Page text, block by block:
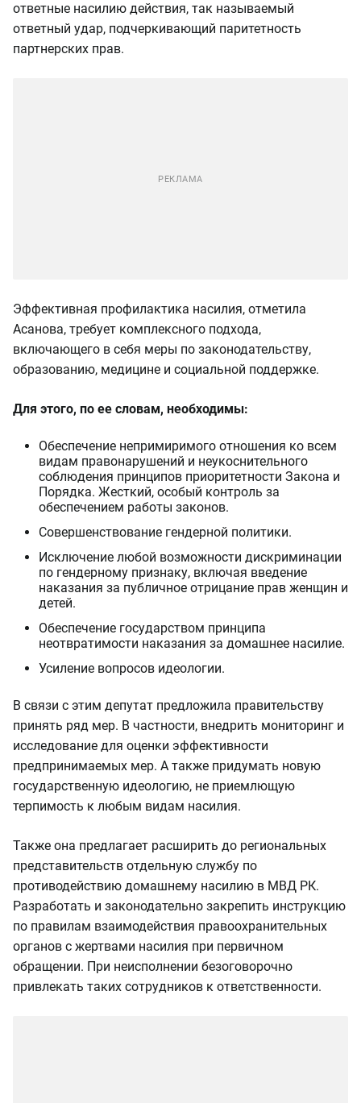
ответные насилию действия, так называемый
ответный удар, подчеркивающий паритетность
партнерских прав.
Эффективная профилактика насилия, отметила
Асанова, требует комплексного подхода,
включающего в себя меры по законодательству,
образованию, медицине и социальной поддержке.
Для этого, по ее словам, необходимы:
Обеспечение непримиримого отношения ко всем
видам правонарушений и неукоснительного
соблюдения принципов приоритетности Закона и
Порядка. Жесткий, особый контроль за
обеспечением работы законов.
Совершенствование гендерной политики.
Исключение любой возможности дискриминации
по гендерному признаку, включая введение
наказания за публичное отрицание прав женщин и
детей.
Обеспечение государством принципа
неотвратимости наказания за домашнее насилие.
Усиление вопросов идеологии.
В связи с этим депутат предложила правительству
принять ряд мер. В частности, внедрить мониторинг и
исследование для оценки эффективности
предпринимаемых мер. А также придумать новую
государственную идеологию, не приемлющую
терпимость к любым видам насилия.
Также она предлагает расширить до региональных
представительств отдельную службу по
противодействию домашнему насилию в МВД РК.
Разработать и законодательно закрепить инструкцию
по правилам взаимодействия правоохранительных
органов с жертвами насилия при первичном
обращении. При неисполнении безоговорочно
привлекать таких сотрудников к ответственности.